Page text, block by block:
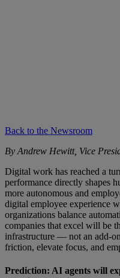
Back to the Newsroom
By Andrew Hewitt, Vice
Digital work has reached a
performance directly shapes
more autonomous and
digital employee experience
organizations balance
companies that excel will be
infrastructure — not an add-
friction, elevate focus, and
Prediction: AI agents will